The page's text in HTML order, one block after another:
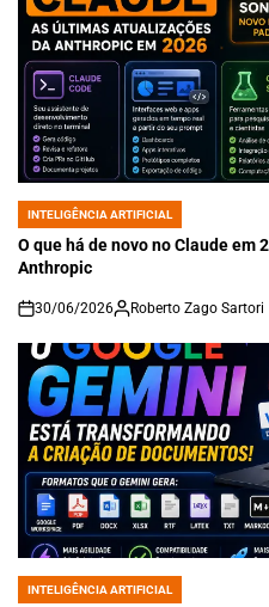
POSTED
IN
INTELIGÊNCIA ARTIFICIAL
O que há de novo no Claude em
Anthropic
on
30/06/2026 Roberto Zago Sartori
POSTED
INTELIGÊNCIA ARTIFICIAL